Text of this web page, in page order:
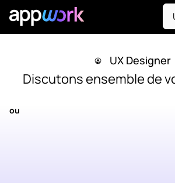
UX Designer
Discutons ensemble de
ou